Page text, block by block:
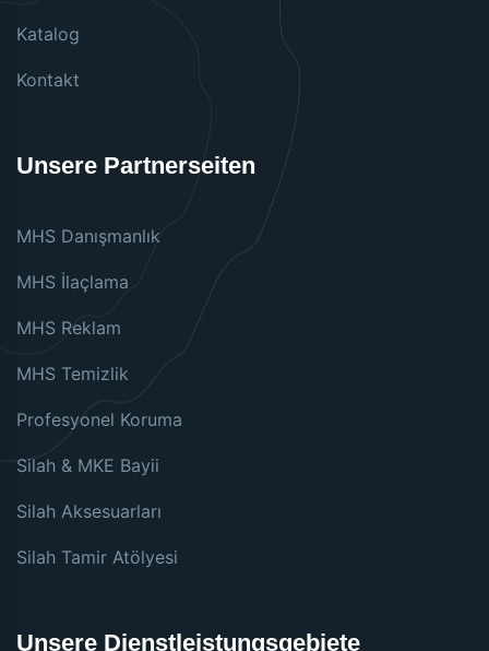
Katalog
Kontakt
Unsere Partnerseiten
MHS Danışmanlık
MHS İlaçlama
MHS Reklam
MHS Temizlik
Profesyonel Koruma
Silah & MKE Bayii
Silah Aksesuarları
Silah Tamir Atölyesi
Unsere Dienstleistungsgebiete